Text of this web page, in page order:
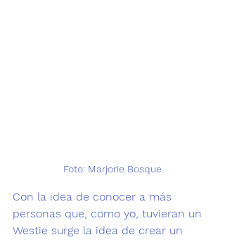
Foto: Marjorie Bosque
Con la idea de conocer a más
personas que, como yo, tuvieran un
Westie surge la idea de crear un